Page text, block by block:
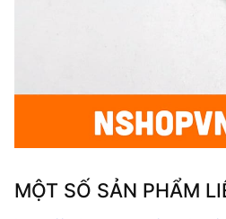
MỘT SỐ SẢN PHẨM